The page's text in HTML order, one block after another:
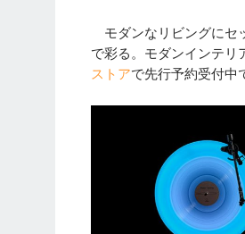
モダンなリビングにセ
で彩る。モダンインテ
ストアで先行予約受付中